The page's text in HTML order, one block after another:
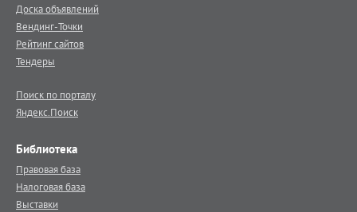
Доска объявлений
Вендинг-Точки
Рейтинг сайтов
Тендеры
Поиск по порталу
Яндекс.Поиск
Библиотека
Правовая база
Налоговая база
Выставки